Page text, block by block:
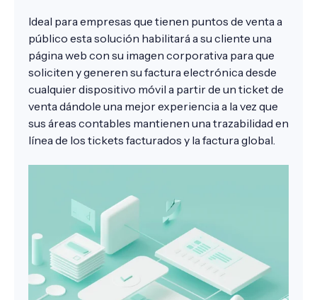
Ideal para empresas que tienen puntos de venta a
público esta solución habilitará a su cliente una
página web con su imagen corporativa para que
soliciten y generen su factura electrónica desde
cualquier dispositivo móvil a partir de un ticket de
venta dándole una mejor experiencia a la vez que
sus áreas contables mantienen una trazabilidad en
línea de los tickets facturados y la factura global.